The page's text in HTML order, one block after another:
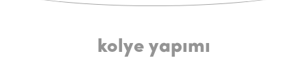
kolye yapımı